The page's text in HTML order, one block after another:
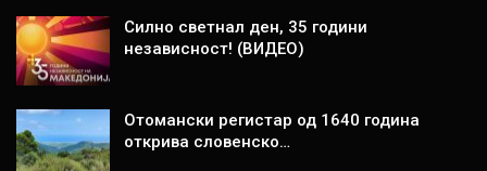
Силно светнал ден, 35 години
независност! (ВИДЕО)
Отомански регистар од 1640 година
открива словенско…